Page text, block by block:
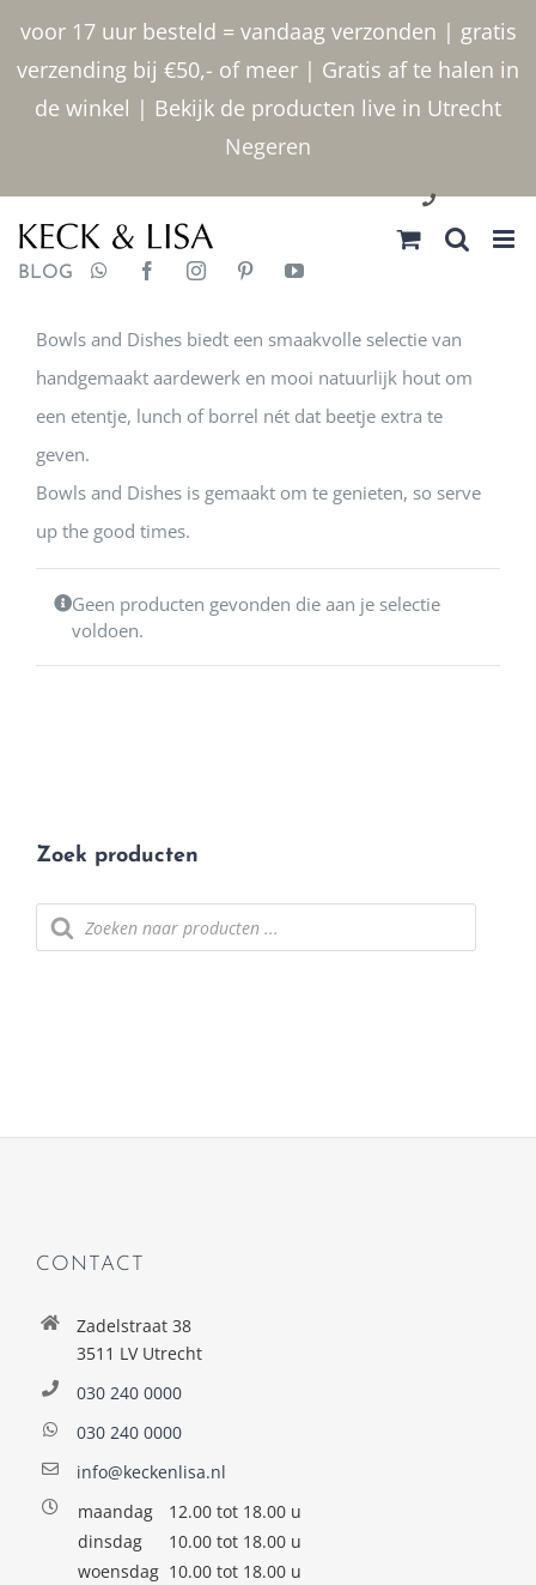
voor 17 uur besteld = vandaag verzonden | gratis
verzending bij €50,- of meer | Gratis af te halen in
de winkel | Bekijk de producten live in Utrecht
Negeren
Ga naar inhoud
030 2400000
BLOG
Bowls and Dishes biedt een smaakvolle selectie van
handgemaakt aardewerk en mooi natuurlijk hout om
een etentje, lunch of borrel nét dat beetje extra te
geven.
Bowls and Dishes is gemaakt om te genieten, so serve
up the good times.
Geen producten gevonden die aan je selectie
voldoen.
Zoek producten
Producten zoeken
CONTACT
Zadelstraat 38
3511 LV Utrecht
030 240 0000
030 240 0000
info@keckenlisa.nl
maandag
12.00 tot 18.00 u
dinsdag
10.00 tot 18.00 u
woensdag 10.00 tot 18.00 u